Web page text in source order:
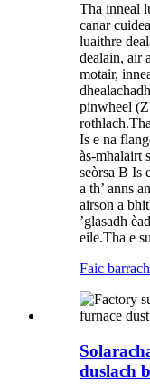
Tha inneal
canar
luaithre
dealain, air
motair,
pinwheel
Is e na
às-mhalairt
seòrsa B Is
a th’ anns
airson a
’glasadh
eile.Tha e
Faic
duslach